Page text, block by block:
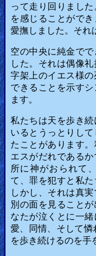
って走り回りまし
を感じることがで
愛撫しました。それ
空の中央に純金で
した。それは偶像
字架上のイエス様
できることを示す
ます。
私たちは天を歩き
いるとうっとりし
たことがあります
エスがだれである
所に神がおられて
て、罪を犯すと私
しかし、それは真
別の面を見ること
なたが泣くとに一
愛、同情、そして
を歩き続けるのを手